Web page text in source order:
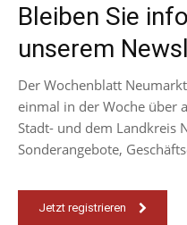
Bleiben Sie
unserem
Der Wochenblatt
einmal in der Woche über
Stadt- und dem Landkreis
Sonderangebote,
Jetzt registrieren